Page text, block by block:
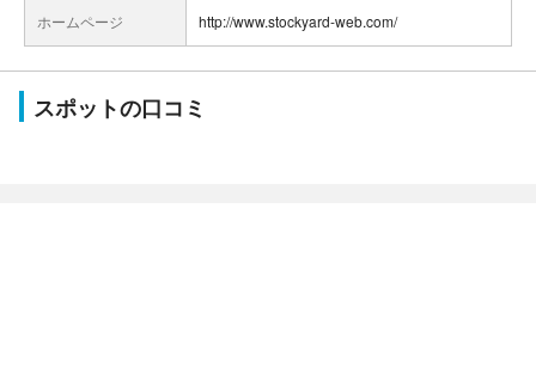
ホームページ http://www.stockyard-web.com/
スポットの口コミ